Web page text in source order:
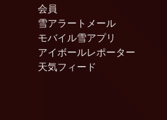
会員
雪アラートメール
モバイル雪アプリ
アイボールレポーター
天気フィード